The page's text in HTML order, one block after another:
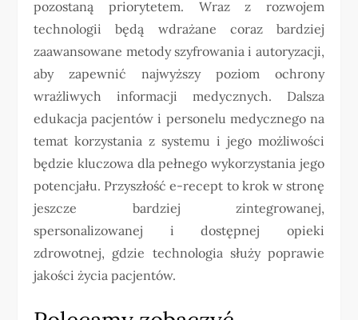
pozostaną priorytetem. Wraz z rozwojem
technologii będą wdrażane coraz bardziej
zaawansowane metody szyfrowania i autoryzacji,
aby zapewnić najwyższy poziom ochrony
wrażliwych informacji medycznych. Dalsza
edukacja pacjentów i personelu medycznego na
temat korzystania z systemu i jego możliwości
będzie kluczowa dla pełnego wykorzystania jego
potencjału. Przyszłość e-recept to krok w stronę
jeszcze bardziej zintegrowanej,
spersonalizowanej i dostępnej opieki
zdrowotnej, gdzie technologia służy poprawie
jakości życia pacjentów.